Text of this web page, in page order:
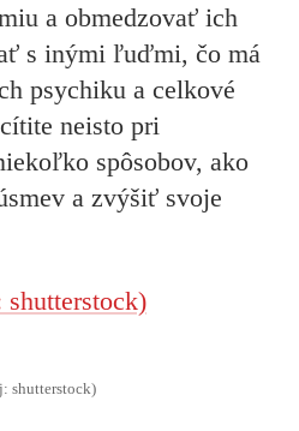
a obmedzovať ich
s inými ľuďmi, čo má
psychiku a celkové
neisto pri
spôsobov, ako
a zvýšiť svoje
shutterstock)